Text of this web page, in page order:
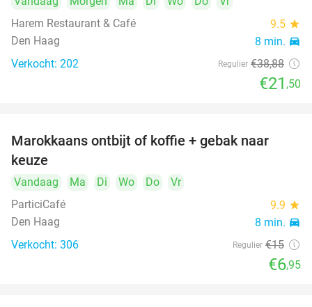
food
food
Harem Restaurant & Café
9.5 star
Den Haag 8 min. directions_car
Verkocht: 202 Regulier €38,88
€21 ,50
Marokkaans ontbijt of koffie + gebak naar
keuze
Vandaag Ma Di Wo Do
Vr
ParticiCafé
9.9 star
Den Haag 8 min. directions_car
Verkocht: 306 Regulier €15
€6,95